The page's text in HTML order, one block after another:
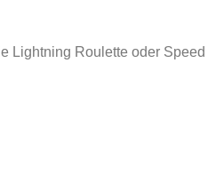
Lightning Roulette oder Speed